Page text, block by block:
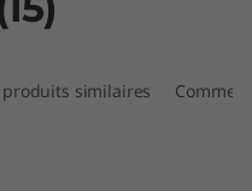
similaires